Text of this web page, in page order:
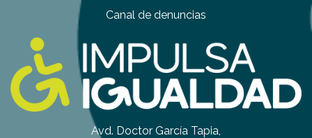
Canal de denuncias
Avd. Doctor García Tapia,